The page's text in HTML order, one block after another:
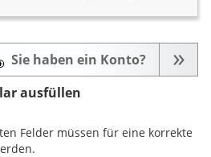
ausfüllen
Sie haben ein Konto?
Felder müssen für eine korrekte